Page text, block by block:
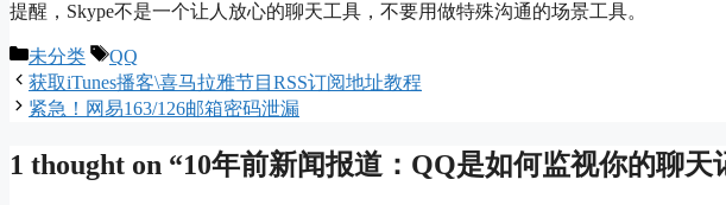
提醒，Skype不是一个让人放心的聊天工具，不要用做特殊沟通的场景工具。
Categories
未分类 Tags
QQ
获取iTunes播客\喜马拉雅节目RSS订阅地址教程
紧急！网易163/126邮箱密码泄漏
1 thought on “10年前新闻报道：QQ是如何监视你的聊天